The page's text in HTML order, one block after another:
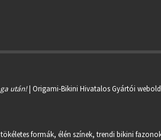
után!| Origami-Bikini Hivatalos Gyártói
formák, élén színek, trendi bikini